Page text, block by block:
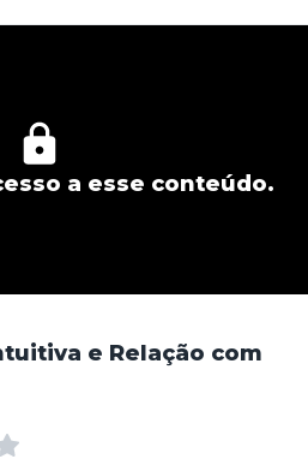
a esse conteúdo.
e Relação com